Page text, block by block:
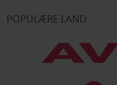
POPULÆRE LAND